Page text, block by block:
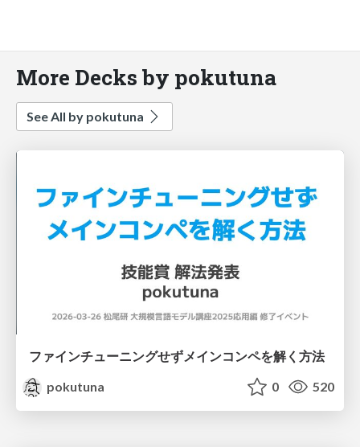
More Decks by pokutuna
See All by pokutuna
ファインチューニングせずメインコンペを解く方法
pokutuna
0 520